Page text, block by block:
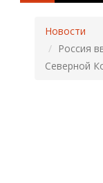
Новости
Россия
Северной